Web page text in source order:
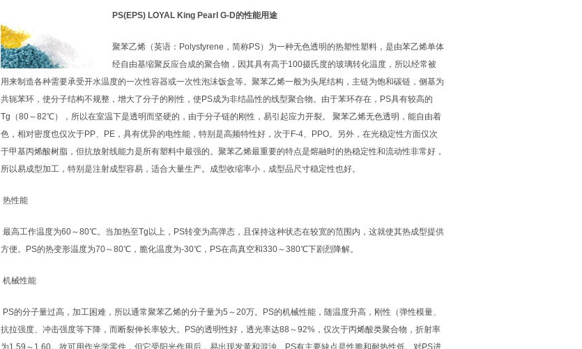
PS(EPS) LOYAL King Pearl G-D的性能用途
聚苯乙烯（英语：Polystyrene，简称PS）为一种无色透明的热塑性塑料，是由苯乙烯单体
经自由基缩聚反应合成的聚合物，因其具有高于100摄氏度的玻璃转化温度，所以经常被
用来制造各种需要承受开水温度的一次性容器或一次性泡沫饭盒等。聚苯乙烯一般为头尾结构，主链为饱和碳链，侧基为
共轭苯环，使分子结构不规整，增大了分子的刚性，使PS成为非结晶性的线型聚合物。由于苯环存在，PS具有较高的
Tg（80～82℃），所以在室温下是透明而坚硬的，由于分子链的刚性，易引起应力开裂。 聚苯乙烯无色透明，能自由着
色，相对密度也仅次于PP、PE，具有优异的电性能，特别是高频特性好，次于F-4、PPO。另外，在光稳定性方面仅次
于甲基丙烯酸树脂，但抗放射线能力是所有塑料中最强的。聚苯乙烯最重要的特点是熔融时的热稳定性和流动性非常好，
所以易成型加工，特别是注射成型容易，适合大量生产。成型收缩率小，成型品尺寸稳定性也好。
热性能
最高工作温度为60～80℃。当加热至Tg以上，PS转变为高弹态，且保持这种状态在较宽的范围内，这就使其热成型提供
方便。PS的热变形温度为70～80℃，脆化温度为-30℃，PS在高真空和330～380℃下剧烈降解。
机械性能
PS的分子量过高，加工困难，所以通常聚苯乙烯的分子量为5～20万。PS的机械性能，随温度升高，刚性（弹性模量、
抗拉强度、冲击强度等下降，而断裂伸长率较大。PS的透明性好，透光率达88～92%，仅次于丙烯酸类聚合物，折射率
为1.59～1.60。故可用作光学零件，但它受阳光作用后，易出现发黄和混浊。PS有主要缺点是性脆和耐热性低。对PS进